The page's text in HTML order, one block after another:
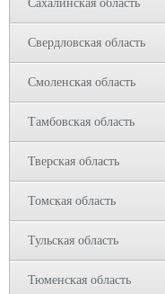
Сахалинская область
Свердловская область
Смоленская область
Тамбовская область
Тверская область
Томская область
Тульская область
Тюменская область